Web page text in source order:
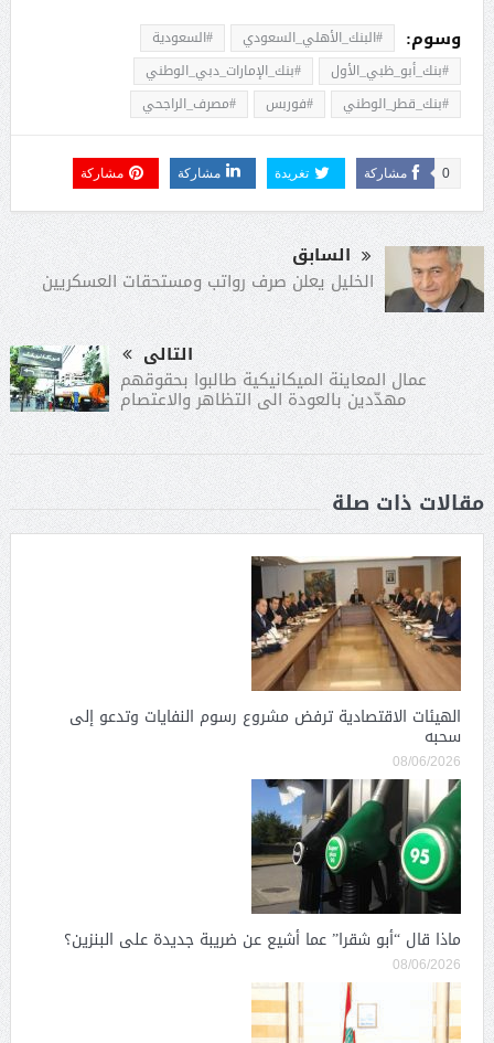
وسوم: #البنك_الأهلي_السعودي
#السعودية
#بنك_أبو_ظبي_الأول
#بنك_الإمارات_دبي_الوطني
#بنك_قطر_الوطني
#فوربس #مصرف_الراجحي
مشاركة 0 تغريدة مشاركة مشاركة
السابق
الخليل يعلن صرف رواتب ومستحقات العسكريين
التالى
عمال المعاينة الميكانيكية طالبوا بحقوقهم
مهدّدين بالعودة الى التظاهر والاعتصام
مقالات ذات صلة
الهيئات الاقتصادية ترفض مشروع رسوم النفايات وتدعو إلى
سحبه
08/06/2026
ماذا قال “أبو شقرا” عما أشيع عن ضريبة جديدة على البنزين؟
08/06/2026